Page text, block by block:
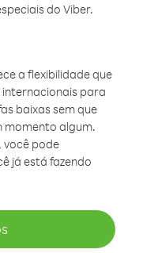
do Viber.
a flexibilidade que
para
baixas sem que
momento algum.
você pode
já está fazendo